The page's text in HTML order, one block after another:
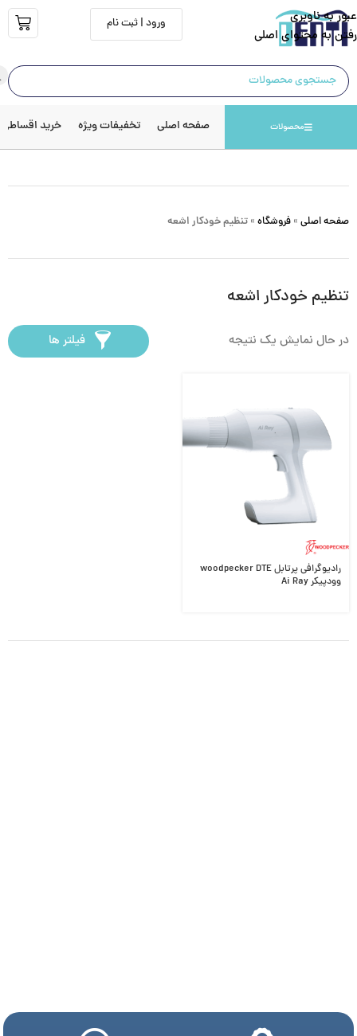
عبور به ناوبری
رفتن به محتوای اصلی
ورود | ثبت نام
محصولات صفحه اصلی تخفیفات ویژه خرید اقساطی
صفحه اصلی » فروشگاه » تنظیم خودکار اشعه
تنظیم خودکار اشعه
در حال نمایش یک نتیجه فیلتر ها
رادیوگرافی پرتابل woodpecker DTE
وودپیکر Ai Ray